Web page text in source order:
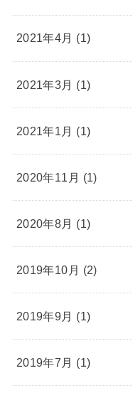
2021年4月 (1)
2021年3月 (1)
2021年1月 (1)
2020年11月 (1)
2020年8月 (1)
2019年10月 (2)
2019年9月 (1)
2019年7月 (1)